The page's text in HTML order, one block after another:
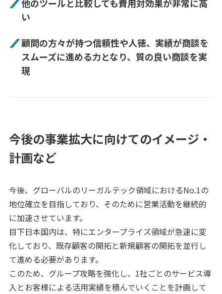
他のツールと比較しても費用対効果が非常に高
い
顧問の方々が持つ信頼性や人徳、実績が商談を
スムーズに進める力となり、質の良い商談を実
現
今後の事業拡大に向けてのイメージ・
計画など
今後、グローバルのリーガルテック領域におけるNo.1の
地位確立を目指しており、そのために営業活動を継続的
に加速させています。
目下日本国内は、特にエンタープライズ領域が急速に変
化しており、既存顧客の開拓と新規顧客の開拓を並行し
て進める必要があります。
このため、グループ攻略を強化し、1社ごとのサービス導
入とお客様による活用実績を積んでいくことを計画して